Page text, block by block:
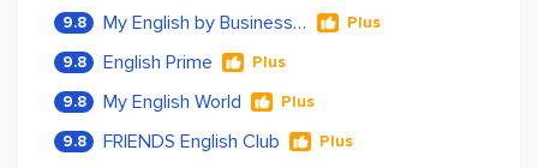
9.8 My English by Business Language Plus
9.8 English Prime Plus
9.8 My English World Plus
9.8 FRIENDS English Club Plus